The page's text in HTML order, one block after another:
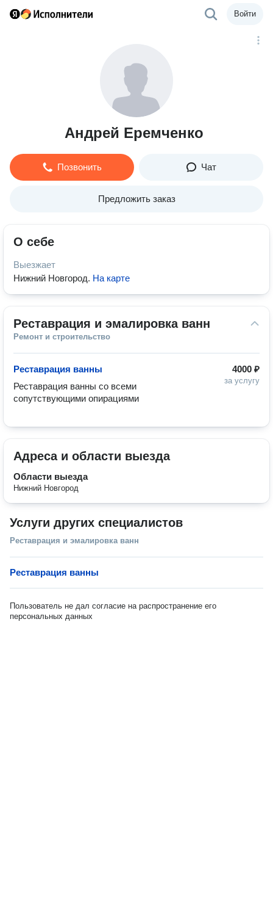
Войти
Андрей Еремченко
Позвонить Чат
Предложить заказ
О себе
Выезжает
Нижний Новгород. На карте
Реставрация и эмалировка ванн
Ремонт и строительство
4000 ₽
за услугу
Реставрация ванны
Реставрация ванны со всеми
сопутствующими опирациями
Адреса и области выезда
Области выезда
Нижний Новгород
Услуги других специалистов
Реставрация и эмалировка ванн
Реставрация ванны
Пользователь не дал согласие на распространение его
персональных данных